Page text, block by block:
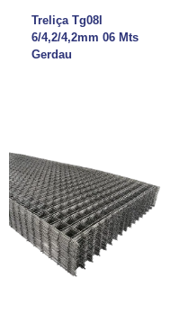
Treliça Tg08l
6/4,2/4,2mm 06 Mts
Gerdau